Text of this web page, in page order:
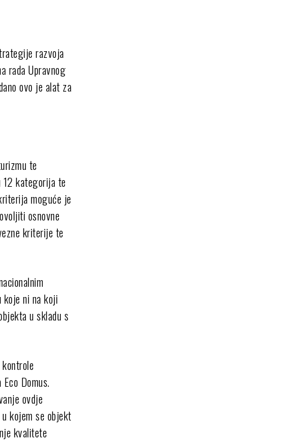
razvoja
rada Upravnog
ovo je alat za
te
kategorija te
moguće je
osnovne
kriterije te
ni na koji
u skladu s
Domus.
ovdje
kojem se objekt
kvalitete